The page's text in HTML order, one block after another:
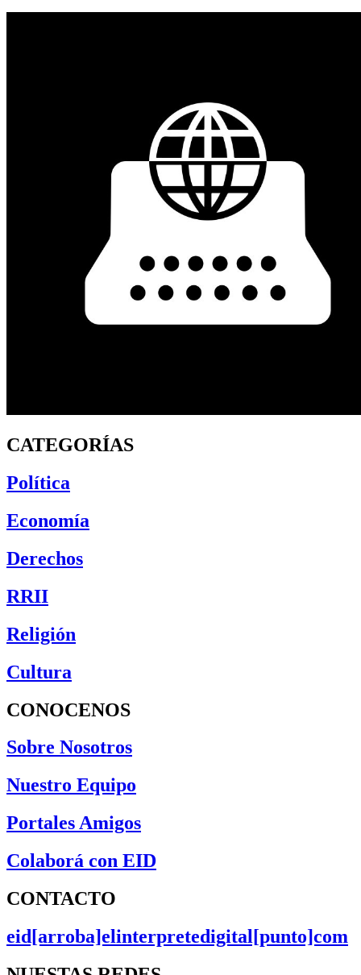
explorado
de
América
Latina
CATEGORÍAS
Política
Economía
Derechos
RRII
Religión
Cultura
CONOCENOS
Sobre Nosotros
Nuestro Equipo
Portales Amigos
Colaborá con EID
CONTACTO
eid[arroba]elinterpretedigital[punto]com